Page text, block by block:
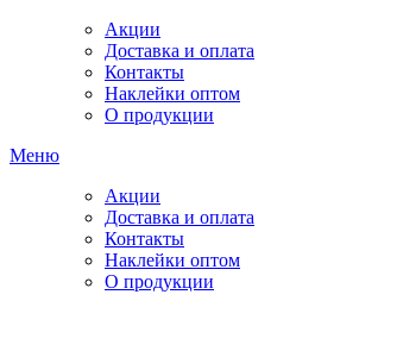
Акции
Доставка и оплата
Контакты
Наклейки оптом
О продукции
Меню
Акции
Доставка и оплата
Контакты
Наклейки оптом
О продукции